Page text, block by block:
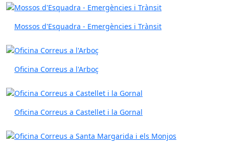
Mossos d'Esquadra - Emergències i Trànsit
Oficina Correus a l'Arboç
Oficina Correus a Castellet i la Gornal